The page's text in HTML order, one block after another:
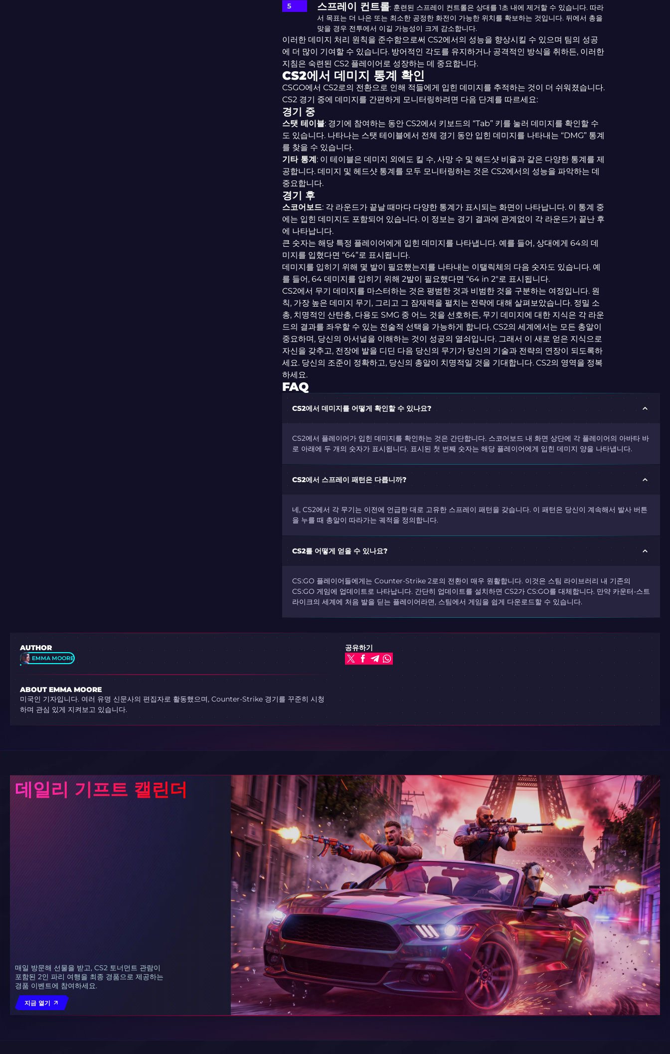
스프레이 컨트롤: 훈련된 스프레이 컨트롤은 상대를 1초 내에 제거할 수 있습니다. 따라
서 목표는 더 나은 또는 최소한 공정한 화전이 가능한 위치를 확보하는 것입니다. 뒤에서 총을
맞을 경우 전투에서 이길 가능성이 크게 감소합니다.
이러한 데미지 처리 원칙을 준수함으로써 CS2에서의 성능을 향상시킬 수 있으며 팀의 성공
에 더 많이 기여할 수 있습니다. 방어적인 각도를 유지하거나 공격적인 방식을 취하든, 이러한
지침은 숙련된 CS2 플레이어로 성장하는 데 중요합니다.
CS2에서 데미지 통계 확인
CSGO에서 CS2로의 전환으로 인해 적들에게 입힌 데미지를 추적하는 것이 더 쉬워졌습니다.
CS2 경기 중에 데미지를 간편하게 모니터링하려면 다음 단계를 따르세요:
경기 중
스탯 테이블: 경기에 참여하는 동안 CS2에서 키보드의 “Tab” 키를 눌러 데미지를 확인할 수
도 있습니다. 나타나는 스탯 테이블에서 전체 경기 동안 입힌 데미지를 나타내는 “DMG” 통계
를 찾을 수 있습니다.
기타 통계: 이 테이블은 데미지 외에도 킬 수, 사망 수 및 헤드샷 비율과 같은 다양한 통계를 제
공합니다. 데미지 및 헤드샷 통계를 모두 모니터링하는 것은 CS2에서의 성능을 파악하는 데
중요합니다.
경기 후
스코어보드: 각 라운드가 끝날 때마다 다양한 통계가 표시되는 화면이 나타납니다. 이 통계 중
에는 입힌 데미지도 포함되어 있습니다. 이 정보는 경기 결과에 관계없이 각 라운드가 끝난 후
에 나타납니다.
큰 숫자는 해당 특정 플레이어에게 입힌 데미지를 나타냅니다. 예를 들어, 상대에게 64의 데
미지를 입혔다면 “64”로 표시됩니다.
데미지를 입히기 위해 몇 발이 필요했는지를 나타내는 이탤릭체의 다음 숫자도 있습니다. 예
를 들어, 64 데미지를 입히기 위해 2발이 필요했다면 “64 in 2″로 표시됩니다.
CS2에서 무기 데미지를 마스터하는 것은 평범한 것과 비범한 것을 구분하는 여정입니다. 원
칙, 가장 높은 데미지 무기, 그리고 그 잠재력을 펼치는 전략에 대해 살펴보았습니다. 정밀 소
총, 치명적인 산탄총, 다용도 SMG 중 어느 것을 선호하든, 무기 데미지에 대한 지식은 각 라운
드의 결과를 좌우할 수 있는 전술적 선택을 가능하게 합니다. CS2의 세계에서는 모든 총알이
중요하며, 당신의 아서널을 이해하는 것이 성공의 열쇠입니다. 그래서 이 새로 얻은 지식으로
자신을 갖추고, 전장에 발을 디딘 다음 당신의 무기가 당신의 기술과 전략의 연장이 되도록하
세요. 당신의 조준이 정확하고, 당신의 총알이 치명적일 것을 기대합니다. CS2의 영역을 정복
하세요.
FAQ
CS2에서 데미지를 어떻게 확인할 수 있나요?
CS2에서 플레이어가 입힌 데미지를 확인하는 것은 간단합니다. 스코어보드 내 화면 상단에 각 플레이어의 아바타 바
로 아래에 두 개의 숫자가 표시됩니다. 표시된 첫 번째 숫자는 해당 플레이어에게 입힌 데미지 양을 나타냅니다.
CS2에서 스프레이 패턴은 다릅니까?
네, CS2에서 각 무기는 이전에 언급한 대로 고유한 스프레이 패턴을 갖습니다. 이 패턴은 당신이 계속해서 발사 버튼
을 누를 때 총알이 따라가는 궤적을 정의합니다.
CS2를 어떻게 얻을 수 있나요?
CS:GO 플레이어들에게는 Counter-Strike 2로의 전환이 매우 원활합니다. 이것은 스팀 라이브러리 내 기존의
CS:GO 게임에 업데이트로 나타납니다. 간단히 업데이트를 설치하면 CS2가 CS:GO를 대체합니다. 만약 카운터-스트
라이크의 세계에 처음 발을 딛는 플레이어라면, 스팀에서 게임을 쉽게 다운로드할 수 있습니다.
AUTHOR
EMMA MOORE
ABOUT EMMA MOORE
미국인 기자입니다. 여러 유명 신문사의 편집자로 활동했으며, Counter-Strike 경기를 꾸준히 시청
하며 관심 있게 지켜보고 있습니다.
공유하기
데일리 기프트 캘린더
매일 방문해 선물을 받고, CS2 토너먼트 관람이
포함된 2인 파리 여행을 최종 경품으로 제공하는
경품 이벤트에 참여하세요.
지금 열기